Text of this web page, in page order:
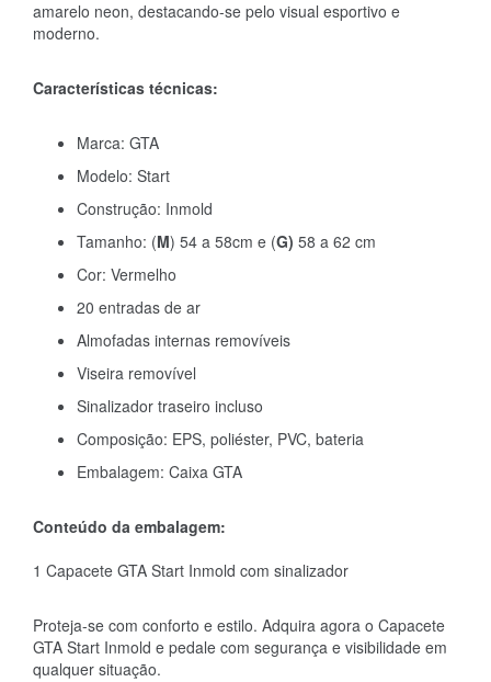
amarelo neon, destacando-se pelo visual esportivo e
moderno.
Características técnicas:
Marca: GTA
Modelo: Start
Construção: Inmold
Tamanho: (M) 54 a 58cm e (G) 58 a 62 cm
Cor: Vermelho
20 entradas de ar
Almofadas internas removíveis
Viseira removível
Sinalizador traseiro incluso
Composição: EPS, poliéster, PVC, bateria
Embalagem: Caixa GTA
Conteúdo da embalagem:
1 Capacete GTA Start Inmold com sinalizador
Proteja-se com conforto e estilo. Adquira agora o Capacete
GTA Start Inmold e pedale com segurança e visibilidade em
qualquer situação.